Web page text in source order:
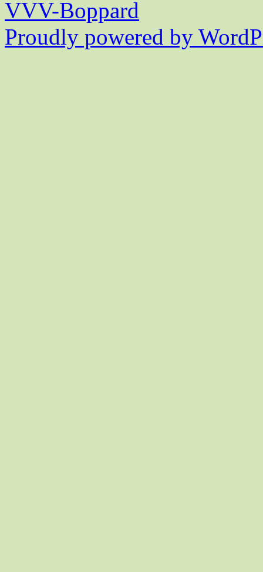
VVV-Boppard
Proudly powered by